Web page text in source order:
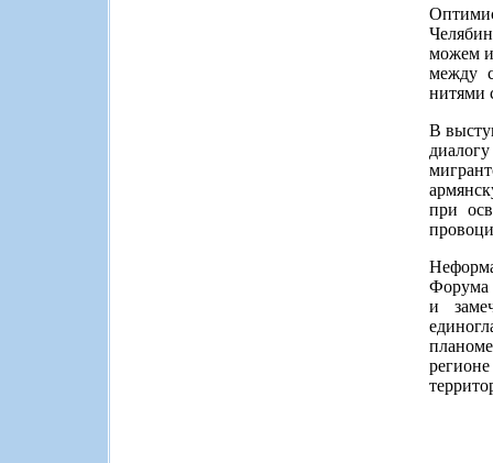
можем
между
нитями
В
при
Форума
и